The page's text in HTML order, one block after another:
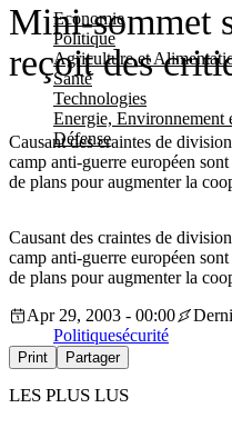
Economie
Politique
Agriculture et
Santé
Technologies
Energie, Environnement
Défense
Mini-sommet
reçoit des
Causant des craintes de
camp anti-guerre européen
de plans pour augmenter la
Causant des craintes de
camp anti-guerre européen
de plans pour augmenter la
Apr 29, 2003 - 00:00
Politiquesécurité
Print Partager
LES PLUS LUS